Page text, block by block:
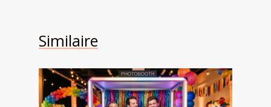
Similaire